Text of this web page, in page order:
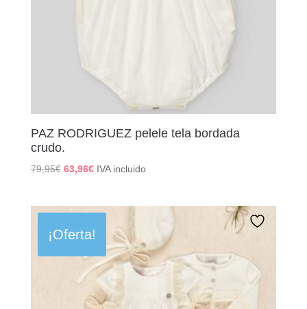
PAZ RODRIGUEZ pelele tela bordada
crudo.
79,95€ El
era:
79,95€.
63,96€El
es:
63,96€.
IVA incluido
¡Oferta!